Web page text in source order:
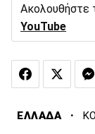
Ακολουθήστε
YouTube
ΕΛΛΑΔΑ ·